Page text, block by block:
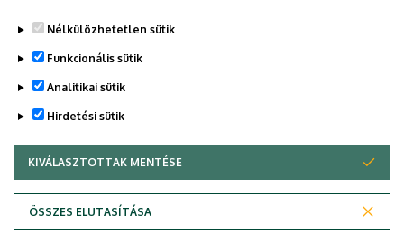
Facebook-event
Legutóbbi frissítés: 2023. 06. 08. 11:03
Adatvédelem
Nélkülözhetetlen sütik
Funkcionális sütik
Analitikai sütik
Hirdetési sütik
KIVÁLASZTOTTAK MENTÉSE
ÖSSZES ELUTASÍTÁSA
WITHDRAW CONSENT